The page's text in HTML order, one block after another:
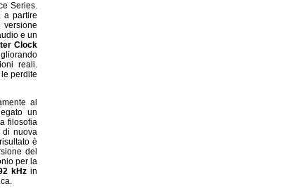
Series.
a partire
e un
Clock
reali.
perdite
al
un
filosofia
di nuova
è
del
per la
kHz in